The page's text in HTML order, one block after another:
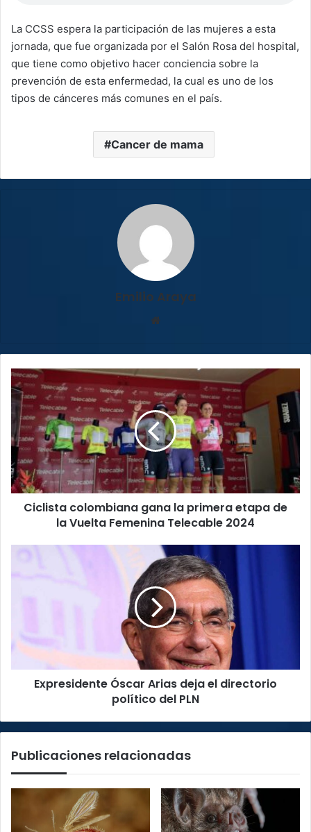
La CCSS espera la participación de las mujeres a esta
jornada, que fue organizada por el Salón Rosa del hospital,
que tiene como objetivo hacer conciencia sobre la
prevención de esta enfermedad, la cual es uno de los
tipos de cánceres más comunes en el país.
Cancer de mama
Emilio Araya
Ciclista
colombiana
gana
la
primera
etapa
de
la
Vuelta
Femenina
Ciclista colombiana gana la primera etapa de
la Vuelta Femenina Telecable 2024
Expresidente
político
del
PLN
Expresidente Óscar Arias deja el directorio
político del PLN
Publicaciones relacionadas